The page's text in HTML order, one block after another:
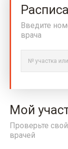
Введите
врача
Мой
Проверьте
врачей